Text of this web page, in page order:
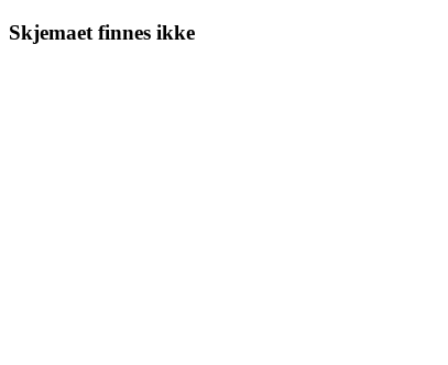
Skjemaet finnes ikke